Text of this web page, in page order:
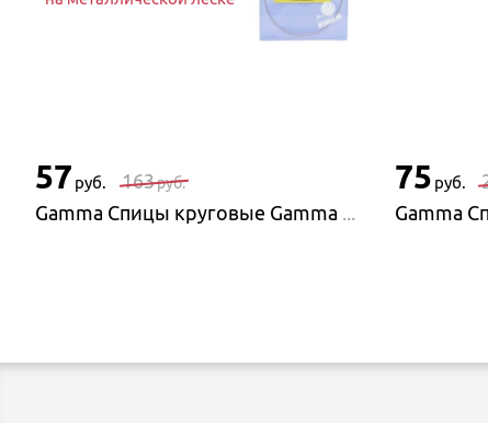
57 руб. 163руб.
Gamma Спицы круговые Gamma стальные на металлической леске
75 руб.